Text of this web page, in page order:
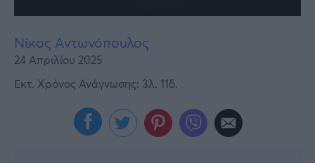
Νίκος Αντωνόπουλος
24 Απριλίου 2025
Εκτ. Χρόνος Ανάγνωσης: 3λ. 11δ.